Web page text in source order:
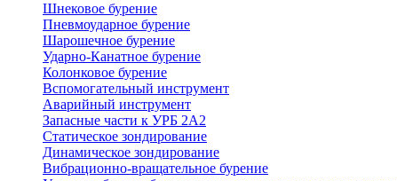
Шнековое бурение
Пневмоударное бурение
Шарошечное бурение
Ударно-Канатное бурение
Колонковое бурение
Вспомогательный инструмент
Аварийный инструмент
Запасные части к УРБ 2А2
Статическое зондирование
Динамическое зондирование
Вибрационно-вращательное бурение